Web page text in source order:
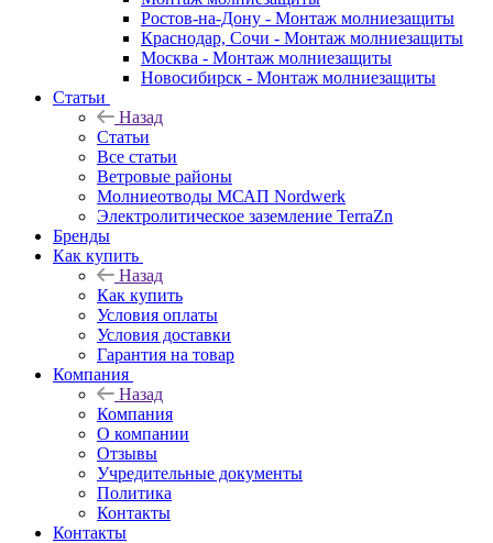
Ростов-на-Дону - Монтаж молниезащиты
Краснодар, Сочи - Монтаж молниезащиты
Москва - Монтаж молниезащиты
Новосибирск - Монтаж молниезащиты
Статьи
Назад
Статьи
Все статьи
Ветровые районы
Молниеотводы МСАП Nordwerk
Электролитическое заземление TerraZn
Бренды
Как купить
Назад
Как купить
Условия оплаты
Условия доставки
Гарантия на товар
Компания
Назад
Компания
О компании
Отзывы
Учредительные документы
Политика
Контакты
Контакты